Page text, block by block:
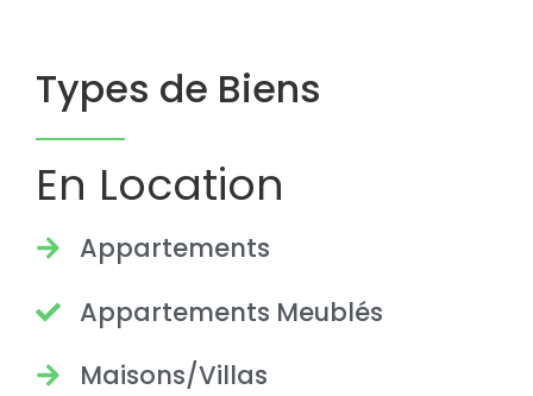
Types de Biens
En Location
Appartements
Appartements Meublés
Maisons/Villas